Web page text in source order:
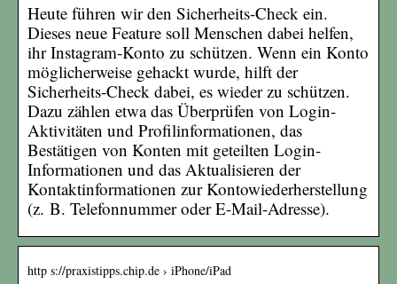
Heute führen wir den Sicherheits-Check ein.
Dieses neue Feature soll Menschen dabei helfen,
ihr Instagram-Konto zu schützen. Wenn ein Konto
möglicherweise gehackt wurde, hilft der
Sicherheits-Check dabei, es wieder zu schützen.
Dazu zählen etwa das Überprüfen von Login-
Aktivitäten und Profilinformationen, das
Bestätigen von Konten mit geteilten Login-
Informationen und das Aktualisieren der
Kontaktinformationen zur Kontowiederherstellung
(z. B. Telefonnummer oder E-Mail-Adresse).
http s://praxistipps.chip.de › iPhone/iPad